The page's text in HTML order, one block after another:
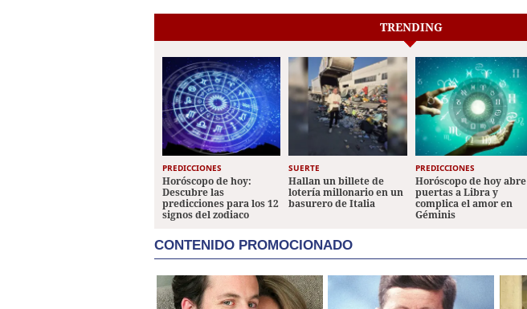
TRENDING
PREDICCIONES
Horóscopo de hoy:
Descubre las
predicciones para los 12
signos del zodiaco
SUERTE
Hallan un billete de
lotería millonario en un
basurero de Italia
PREDICCIONES
Horóscopo de hoy abre
puertas a Libra y
complica el amor en
Géminis
CONTENIDO PROMOCIONADO